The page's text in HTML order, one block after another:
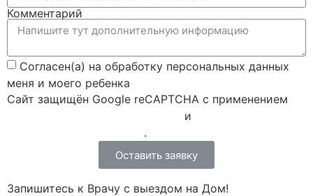
Комментарий
Согласен(а) на обработку персональных данных
меня и моего ребенка
Сайт защищён Google reCAPTCHA с применением
и
.
Оставить заявку
Запишитесь к Врачу с выездом на Дом!